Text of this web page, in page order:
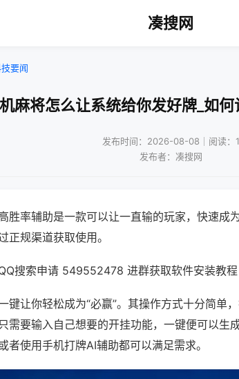
凑搜网
要闻
麻将怎么让系统给你发好牌_如
发布时间：2026-08-08｜阅读：1
发布者：凑搜网
胜率辅助是一款可以让一直输的玩家，快速成
正规渠道获取使用。
搜索申请 549552478 进群获取软件安装教程
键让你轻松成为“必赢”。其操作方式十分简单
需要输入自己想要的开挂功能，一键便可以生
者使用手机打牌AI辅助都可以满足需求。